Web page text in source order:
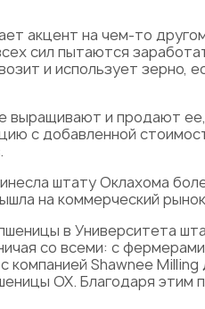
акцент на чем-то
сил пытаются
и использует зерно,
и продают
с добавленной
штату Оклахома
на коммерческий
в Университета
со всеми: с
Shawnee
OX. Благодаря этим